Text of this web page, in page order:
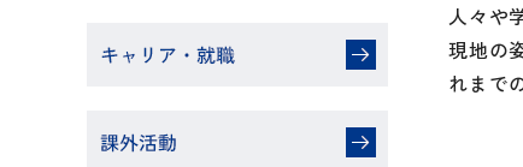
人々や
現地の
れまで